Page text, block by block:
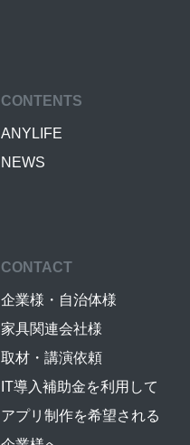
CONTENTS
ANYLIFE
NEWS
CONTACT
企業様・自治体様
家具関連会社様
取材・講演依頼
IT導入補助金を利用して
アプリ制作を希望される